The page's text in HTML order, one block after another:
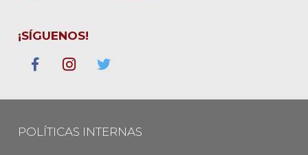
¡SÍGUENOS!
POLÍTICAS INTERNAS